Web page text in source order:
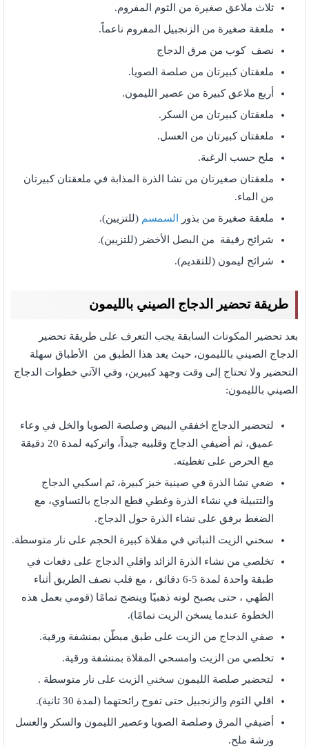
ثلاث ملاعق صغيرة من الثوم المفروم.
ملعقة صغيرة من الزنجبيل المفروم ناعماً.
نصف كوب من مرق الدجاج
ملعقتان كبيرتان من صلصة الصويا.
أربع ملاعق كبيرة من عصير الليمون.
ملعقتان كبيرتان من السكر.
ملعقتان كبيرتان من العسل.
ملح حسب الرغبة.
ملعقتان صغيرتان من نشا الذرة المذابة في ملعقتان كبيرتان
من الماء.
ملعقة صغيرة من بذور
السمسم (للتزيين).
شرائح رقيقة من البصل الأخضر (للتزيين).
شرائح ليمون (للتقديم).
طريقة تحضير الدجاج الصيني بالليمون
بعد تحضير المكونات السابقة يجب التعرف على طريقة تحضير
الدجاج الصيني بالليمون، حيث يعد هذا الطبق من الأطباق سهلة
التحضير ولا تحتاج إلى وقت وجهد كبيرين، وفي الآتي خطوات الدجاج
الصيني بالليمون:
لتحضير الدجاج اخفقي البيض وصلصة الصويا والخل في وعاء
عميق، ثم أضيفي الدجاج وقلبيه جيداً، واتركيه لمدة 20 دقيقة
مع الحرص على تغطيته.
ضعي نشا الذرة في صينية خبز كبيرة، ثم اسكبي الدجاج
والتتبيلة في نشاء الذرة وغطي قطع الدجاج بالتساوي، مع
الضغط برفق على نشاء الذرة حول الدجاج.
سخني الزيت النباتي في مقلاة كبيرة الحجم على نار متوسطة.
تخلصي من نشاء الذرة الزائد واقلي الدجاج على دفعات في
طبقة واحدة لمدة 5-6 دقائق ، مع قلب نصف الطريق أثناء
الطهي ، حتى يصبح لونه ذهبيًا وينضج تمامًا (قومي بعمل هذه
الخطوة عندما يسخن الزيت تمامًا).
صفي الدجاج من الزيت على طبق مبطّن بمنشفة ورقية.
تخلصي من الزيت وامسحي المقلاة بمنشفة ورقية.
لتحضير صلصة الليمون سخني الزيت على نار متوسطة .
اقلي الثوم والزنجبيل حتى تفوح رائحتهما (لمدة 30 ثانية).
أضيفي المرق وصلصة الصويا وعصير الليمون والسكر والعسل
ورشة ملح.